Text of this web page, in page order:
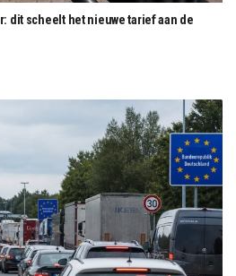
dit scheelt het nieuwe tarief aan de